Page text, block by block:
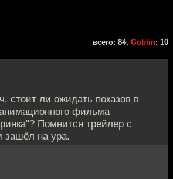
всего: 84, Goblin: 10
стоит ли ожидать показов в
фильма
Помнится трейлер с
зашёл на ура.